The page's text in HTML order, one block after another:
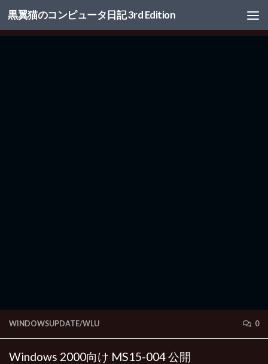
コンテンツへスキップ
黒翼猫のコンピュータ日記 3rd Edition
WINDOWSUPDATE/WLU 0
Windows 2000向け MS15-004 公開